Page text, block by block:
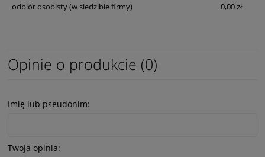
odbiór osobisty(w siedzibie firmy) 0,00 zł
Opinie o produkcie (0)
Imię lub pseudonim:
Twoja opinia: